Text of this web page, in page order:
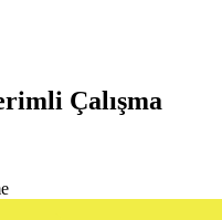
Çalışma